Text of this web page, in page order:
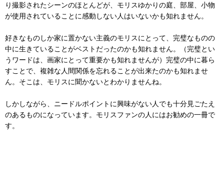
り撮影されたシーンのほとんどが、モリスゆかりの庭、部屋、小物
が使用されていることに感動しない人はいないかも知れません。
好きなものしか家に置かない主義のモリスにとって、完璧なものの
中に生きていることがベストだったのかも知れません。（完璧とい
うワードは、画家にとって重要かも知れませんが）完璧の中に暮ら
すことで、複雑な人間関係を忘れることが出来たのかも知れませ
ん。そこは、モリスに聞かないとわかりませんね。
しかしながら、ニードルポイントに興味がない人でも十分見ごたえ
のあるものになっています。モリスファンの人にはお勧めの一冊で
す。